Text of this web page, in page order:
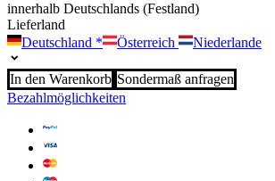
innerhalb Deutschlands (Festland)
Lieferland
Deutschland * Österreich Niederlande
In den Warenkorb Sondermaß anfragen
Bezahlmöglichkeiten